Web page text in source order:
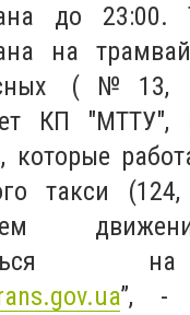
до 23:00.
на
(№13,
КП "МТТУ",
которые
такси
”, -